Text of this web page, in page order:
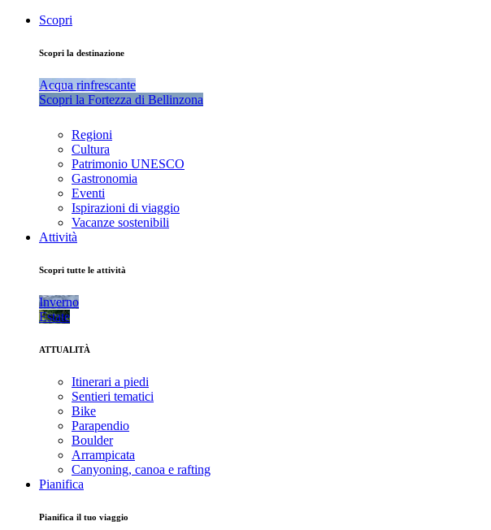
Scopri
Scopri la destinazione
Acqua rinfrescante
Scopri la Fortezza di Bellinzona
Regioni
Cultura
Patrimonio UNESCO
Gastronomia
Eventi
Ispirazioni di viaggio
Vacanze sostenibili
Attività
Scopri tutte le attività
Inverno
Estate
ATTUALITÀ
Itinerari a piedi
Sentieri tematici
Bike
Parapendio
Boulder
Arrampicata
Canyoning, canoa e rafting
Pianifica
Pianifica il tuo viaggio